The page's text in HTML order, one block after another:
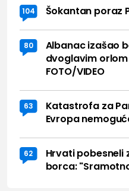
104 Šokantan poraz
80
Albanac izašao
dvoglavim
FOTO/VIDEO
63
Katastrofa za
Evropa
62
Hrvati pobesneli
borca: